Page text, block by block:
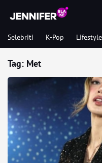
Selebriti K-Pop Lifestyle
Tag: Met